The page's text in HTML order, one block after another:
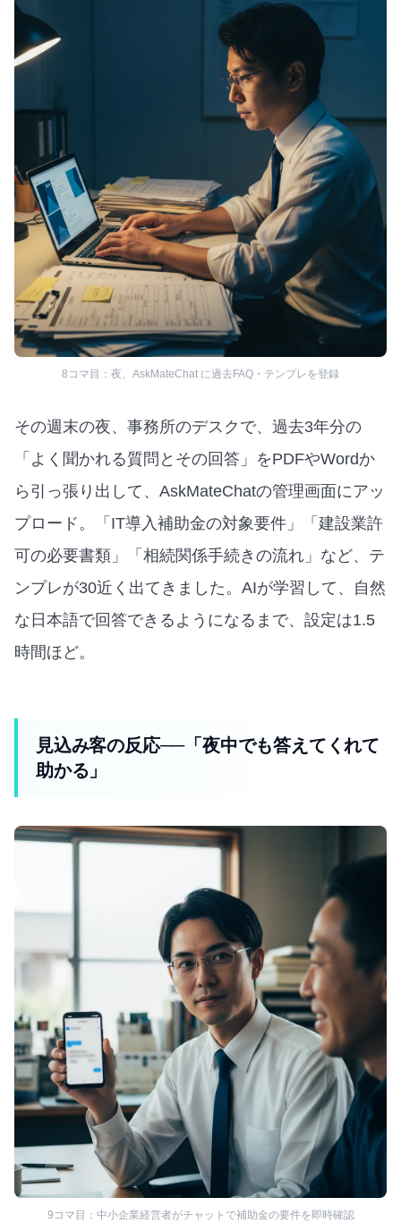
8コマ目：夜、AskMateChat に過去FAQ・テンプレを登録
その週末の夜、事務所のデスクで、過去3年分の
「よく聞かれる質問とその回答」をPDFやWordか
ら引っ張り出して、AskMateChatの管理画面にアッ
プロード。「IT導入補助金の対象要件」「建設業許
可の必要書類」「相続関係手続きの流れ」など、テ
ンプレが30近く出てきました。AIが学習して、自然
な日本語で回答できるようになるまで、設定は1.5
時間ほど。
見込み客の反応──「夜中でも答えてくれて
助かる」
9コマ目：中小企業経営者がチャットで補助金の要件を即時確認